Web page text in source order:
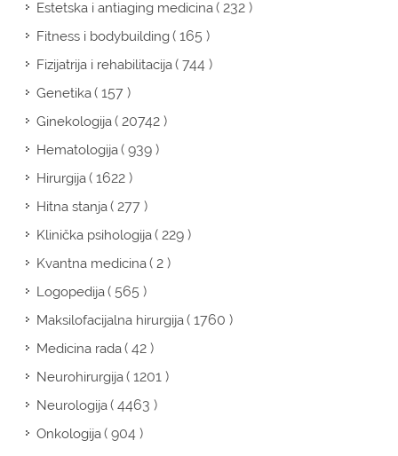
Estetska i antiaging medicina( 232 )
Fitness i bodybuilding( 165 )
Fizijatrija i rehabilitacija( 744 )
Genetika( 157 )
Ginekologija( 20742 )
Hematologija( 939 )
Hirurgija( 1622 )
Hitna stanja( 277 )
Klinička psihologija( 229 )
Kvantna medicina( 2 )
Logopedija( 565 )
Maksilofacijalna hirurgija( 1760 )
Medicina rada( 42 )
Neurohirurgija( 1201 )
Neurologija( 4463 )
Onkologija( 904 )